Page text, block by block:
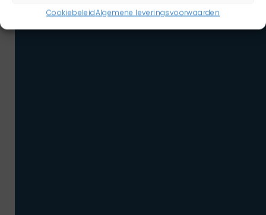
CookiebeleidAlgemene leveringsvoorwaarden